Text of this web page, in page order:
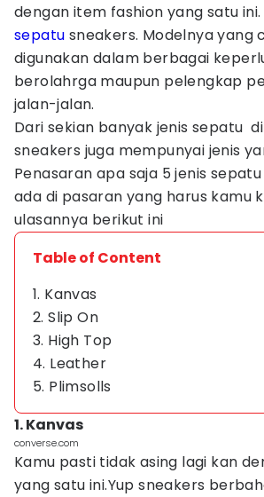
dengan item fashion yang satu ini.
sepatu sneakers. Modelnya yang
digunakan dalam berbagai
berolahrga maupun pelengkap
jalan-jalan.
Dari sekian banyak jenis sepatu di
sneakers juga mempunyai jenis
Penasaran apa saja 5 jenis
ada di pasaran yang harus kamu
ulasannya berikut ini
Table of Content
1. Kanvas
2. Slip On
3. High Top
4. Leather
5. Plimsolls
1. Kanvas
converse.com
Kamu pasti tidak asing lagi kan
yang satu ini.Yup sneakers